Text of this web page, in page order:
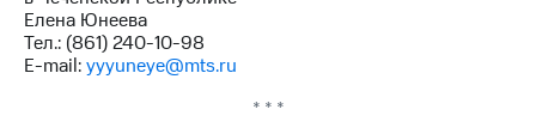
Регистратор
Реквизиты
Контакты
развитие
Елена Юнеева
Тел.: (861) 240-10-98
E-mail:yyyuneye@mts.ru
* * *